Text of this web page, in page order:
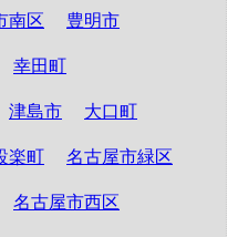
南区 豊明市
幸田町
津島市 大口町
楽町 名古屋市緑区
名古屋市西区